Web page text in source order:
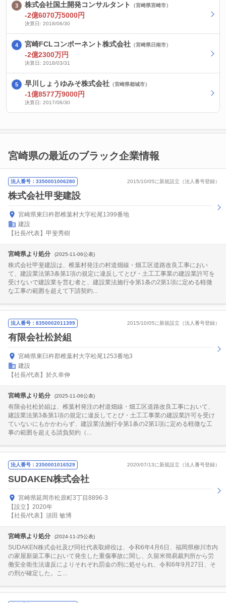
株式会社国土開発コンサルタント （宮崎県宮崎市）
-2億6070万5000円
決算日: 2018/06/30
宮崎FCLコンポーネント株式会社 （宮崎県日南市）
-2億2300万円
決算日: 2018/03/31
早川しょうゆみそ株式会社 （宮崎県都城市）
-1億8577万9000円
決算日: 2017/06/30
宮崎県の最近のブラック企業情報
法人番号：3350001006280 2015/10/05に新規設立（法人番号登録）
株式会社甲斐建設
宮崎県東臼杵郡椎葉村大字松尾1399番地
建設
【社長/代表】甲斐秀樹
宮崎県より処分 (2025-11-06公表)
株式会社甲斐建設は、椎葉村発注の村道畑線・畑工区道路改良工事におい
て、建設業法第3条第1項の規定に違反してとび・土工工事業の建設業許可を
受けないで建設業を営む者と、建設業法施行令第1条の2第1項に定める軽微
な工事の範囲を超えて下請契約...
法人番号：8350002011399 2015/10/05に新規設立（法人番号登録）
有限会社松於組
宮崎県東臼杵郡椎葉村大字松尾1253番地3
建設
【社長/代表】於久幸伸
宮崎県より処分 (2025-11-06公表)
有限会社松於組は、椎葉村発注の村道畑線・畑工区道路改良工事において、
建設業法第3条第1項の規定に違反してとび・土工工事業の建設業許可を受け
ていないにもかかわらず、建設業法施行令第1条の2第1項に定める軽微な工
事の範囲を超える請負契約（...
法人番号：2350001016529 2020/07/13に新規設立（法人番号登録）
SUDAKEN株式会社
宮崎県延岡市松原町3丁目8896-3
【設立】2020年
【社長/代表】須田 敏博
宮崎県より処分 (2024-11-25公表)
SUDAKEN株式会社及び同社代表取締役は、令和6年4月6日、福岡県柳川市内
の家屋新築工事において発生した重傷事故に関し、久留米簡易裁判所から労
働安全衛生法違反によりそれぞれ罰金の刑に処せられ、令和6年9月27日、そ
の刑が確定した。こ...